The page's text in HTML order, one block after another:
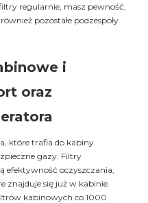
regularnie, masz pewność,
pozostałe podzespoły
i
oraz
które trafia do kabiny
gazy. Filtry
efektywność oczyszczania,
znajduje się już w kabinie.
kabinowych co 1000